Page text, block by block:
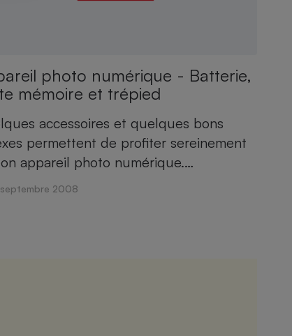
photo numérique - Batterie,
mémoire et trépied
accessoires et quelques bons
permettent de profiter sereinement
appareil photo numérique.…
septembre 2008